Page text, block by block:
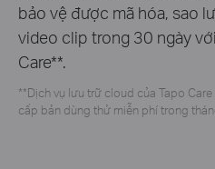
bảo vệ được mã hóa, sao
video clip trong 30 ngày
Care**
**Dịch vụ lưu trữ cloud của Tapo
cấp bản dùng thử miễn phí trong